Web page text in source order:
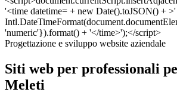
Progettazione e sviluppo website aziendale
Siti web per professionali
Meleti